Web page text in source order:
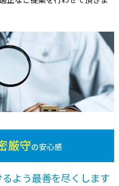
厳守の安心感
よう最善を尽くします